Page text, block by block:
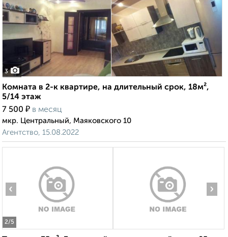
3
Комната в 2-к квартире, на длительный срок, 18м²,
5/14 этаж
7 500 ₽ в месяц
мкр. Центральный, Маяковского 10
Агентство, 15.08.2022
2/5
‹ ›